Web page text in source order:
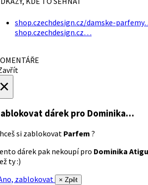
shop.czechdesign.cz/damske-
shop.czechdesign.cz…
dárek pro Dominika…
si zablokovat Parfem ?
dárek pak nekoupí pro Dominika
ty :)
zablokovat
× Zpět